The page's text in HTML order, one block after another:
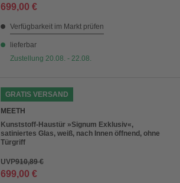
699,00 €
Verfügbarkeit im Markt prüfen
lieferbar
Zustellung 20.08. - 22.08.
GRATIS VERSAND
MEETH
Kunststoff-Haustür »Signum Exklusiv«,
satiniertes Glas, weiß, nach Innen öffnend, ohne
Türgriff
UVP910,89 €
699,00 €